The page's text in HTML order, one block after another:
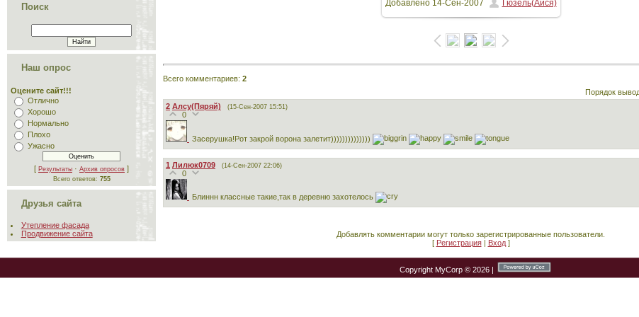
Поиск
Наш опрос
Оцените сайт!!!
Отлично
Хорошо
Нормально
Плохо
Ужасно
[ Результаты · Архив опросов ]
Всего ответов: 755
Друзья сайта
Утепление фасада
Продвижение сайта
101.9Kb
Добавлено14-Сен-2007 Гюзель(Айся)
Всего комментариев: 2
Порядок
2 Алсу(Пяряй) (15-Сен-2007 15:51)
0
Засерушка!Рот закрой ворона залетит))))))))))))))
1 Лилюк0709 (14-Сен-2007 22:06)
0
Блиннн классные такие,так в деревню захотелось
Добавлять комментарии могут только зарегистрированные пользователи.
[ Регистрация| Вход]
Copyright MyCorp © 2026 |